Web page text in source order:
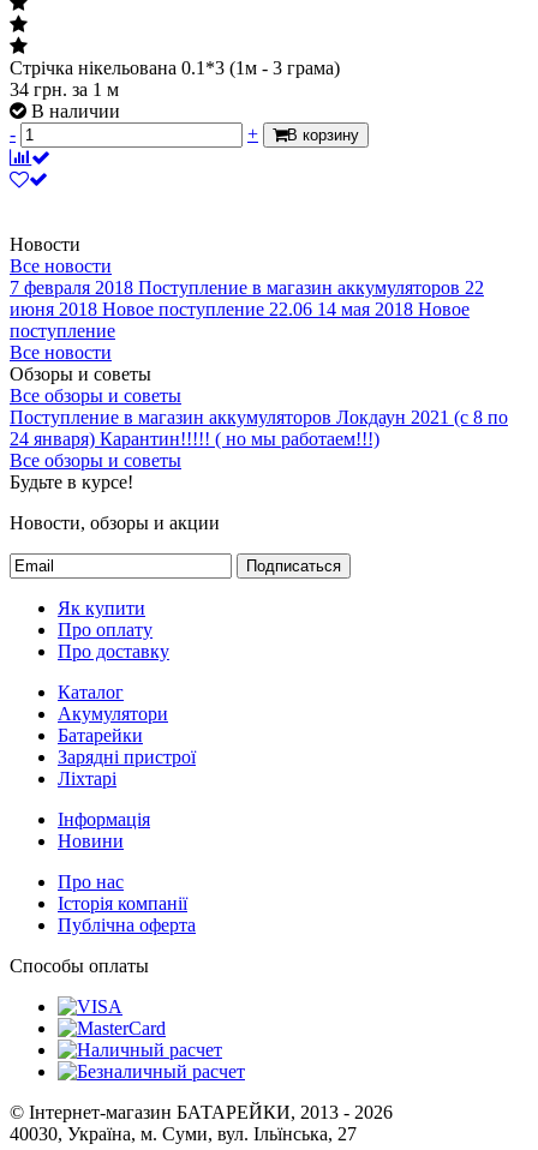
Стрічка нікельована 0.1*3 (1м - 3 грама)
34 грн. за 1 м
В наличии
-
+ В корзину
Новости
Все новости
7 февраля 2018 Поступление в магазин аккумуляторов 22
июня 2018 Новое поступление 22.06 14 мая 2018 Новое
поступление
Все новости
Обзоры и советы
Все обзоры и советы
Поступление в магазин аккумуляторов Локдаун 2021 (с 8 по
24 января) Карантин!!!!! ( но мы работаем!!!)
Все обзоры и советы
Будьте в курсе!
Новости, обзоры и акции
Подписаться
Як купити
Про оплату
Про доставку
Каталог
Акумулятори
Батарейки
Зарядні пристрої
Ліхтарі
Інформація
Новини
Про нас
Історія компанії
Публічна оферта
Способы оплаты
© Інтернет-магазин БАТАРЕЙКИ, 2013 - 2026
40030, Україна, м. Суми, вул. Ільїнська, 27